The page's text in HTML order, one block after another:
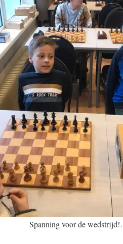
Spanning voor de